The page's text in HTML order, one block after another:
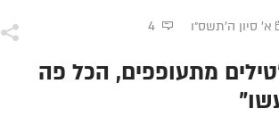
א' סיון ה׳תשס״ו 4
מתעופפים, הכל פה